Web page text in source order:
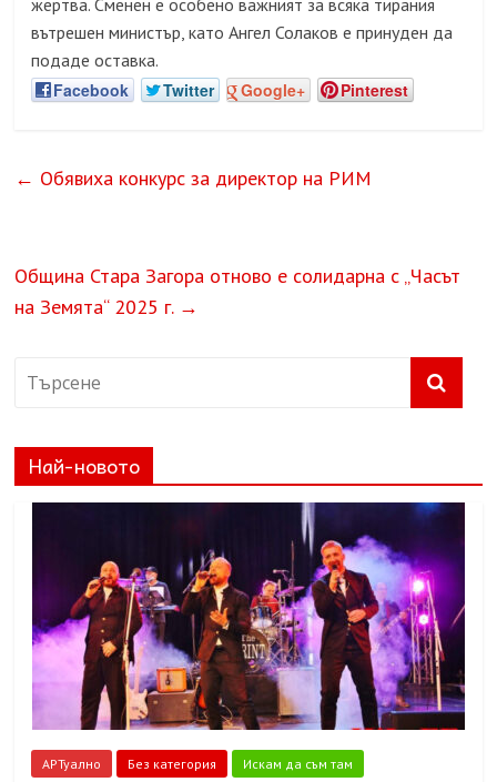
жертва. Сменен е особено важният за всяка тирания
вътрешен министър, като Ангел Солаков е принуден да
подаде оставка.
Facebook
Twitter Google+ Pinterest
← Обявиха конкурс за директор на РИМ
Община Стара Загора отново е солидарна с „Часът
на Земята“ 2025 г. →
Най-новото
АРТуално Без категория Искам да съм там